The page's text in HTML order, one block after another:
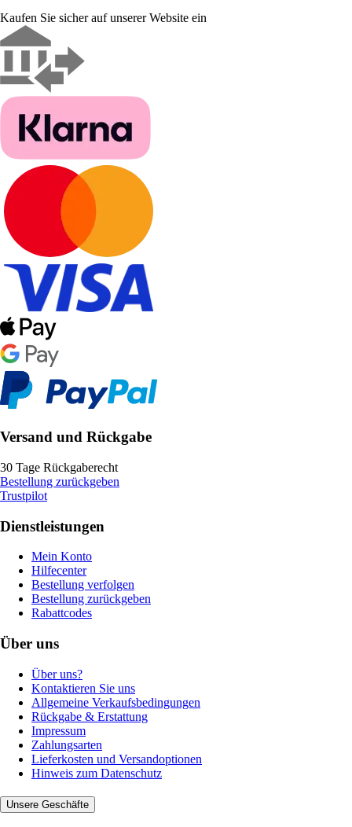
Kaufen Sie sicher auf unserer Website ein
Versand und Rückgabe
30 Tage Rückgaberecht
Bestellung zurückgeben
Trustpilot
Dienstleistungen
Mein Konto
Hilfecenter
Bestellung verfolgen
Bestellung zurückgeben
Rabattcodes
Über uns
Über uns?
Kontaktieren Sie uns
Allgemeine Verkaufsbedingungen
Rückgabe & Erstattung
Impressum
Zahlungsarten
Lieferkosten und Versandoptionen
Hinweis zum Datenschutz
Unsere Geschäfte